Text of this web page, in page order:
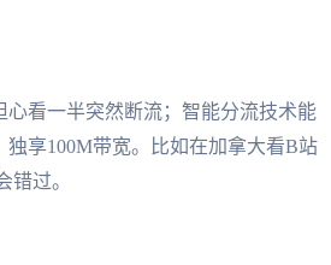
看一半突然断流；智能分流技术能
享100M带宽。比如在加拿大看B站
错过。